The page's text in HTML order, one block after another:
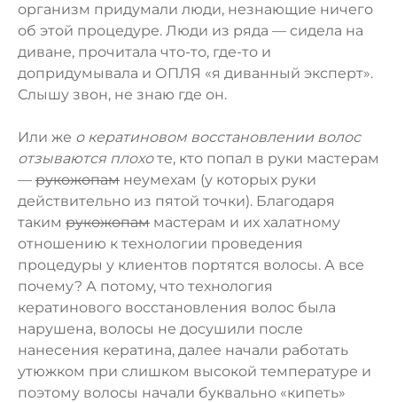
организм придумали люди, незнающие ничего
об этой процедуре. Люди из ряда — сидела на
диване, прочитала что-то, где-то и
допридумывала и ОПЛЯ «я диванный эксперт».
Слышу звон, не знаю где он.
Или же о кератиновом восстановлении волос
отзываются плохоте, кто попал в руки мастерам
— рукожопам неумехам (у которых руки
действительно из пятой точки). Благодаря
таким рукожопам мастерам и их халатному
отношению к технологии проведения
процедуры у клиентов портятся волосы. А все
почему? А потому, что технология
кератинового восстановления волос была
нарушена, волосы не досушили после
нанесения кератина, далее начали работать
утюжком при слишком высокой температуре и
поэтому волосы начали буквально «кипеть»